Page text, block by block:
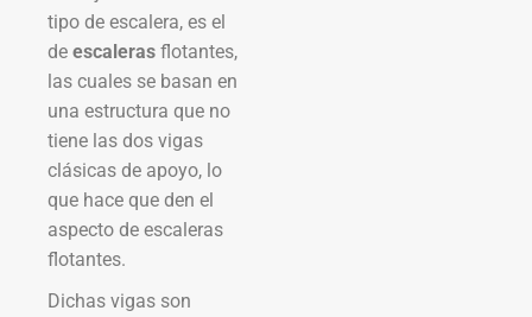
tipo de escalera, es el
de escaleras flotantes,
las cuales se basan en
una estructura que no
tiene las dos vigas
clásicas de apoyo, lo
que hace que den el
aspecto de escaleras
flotantes.
Dichas vigas son